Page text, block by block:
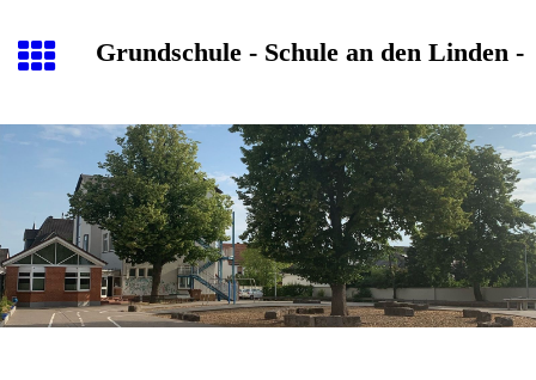
Grundschule - Schule an den Linden -